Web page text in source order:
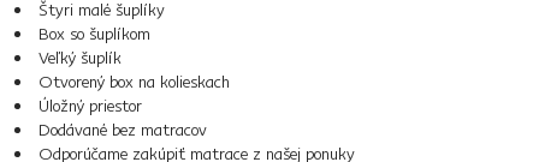
Štyri malé šuplíky
Box so šuplíkom
Veľký šuplík
Otvorený box na kolieskach
Úložný priestor
Dodávané bez matracov
Odporúčame zakúpiť matrace z našej ponuky